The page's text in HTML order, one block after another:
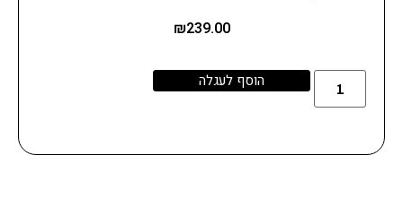
₪239.00
הוסף לעגלה